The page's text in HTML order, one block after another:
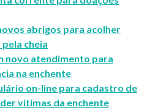
abrigos para acolher
cheia
novo atendimento para
na enchente
on-line para cadastro de
vítimas da enchente